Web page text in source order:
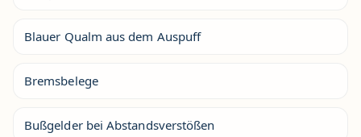
Blauer Qualm aus dem Auspuff
Bremsbelege
Bußgelder bei Abstandsverstößen